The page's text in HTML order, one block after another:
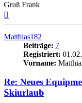
Gruß Frank
Matthias182
Beiträge: 7
Registriert:
Vorname:
Re: Neues
Skiurlaub